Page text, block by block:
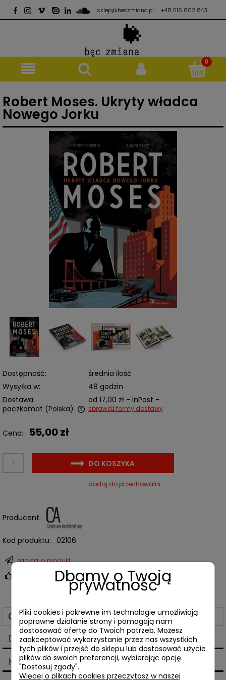
sklep@beczmiana.pl +48 516 802 843
Robert Moses. Ukryty władca
Nowego Jorku
Dostępność:
średnia ilość
Wysyłka w:
48 godzin
Dostawa:
od 17,00 zł - InPost -
paczkomat (Polska) sprawdź formy dostawy
Cena: 55,00 zł
DO KOSZYKA
dodaj do przechowalni
Producent:
Kod produktu: 02106
zapytaj o produkt
poleć znajomemu
Opis
Dane techniczne
Koszty dostawy
Cena nie zawiera ewentualnych kosztów płatności
Dbamy o Twoją
prywatność
Pliki cookies i pokrewne im technologie umożliwiają
poprawne działanie strony i pomagają nam
dostosować ofertę do Twoich potrzeb. Możesz
zaakceptować wykorzystanie przez nas wszystkich
tych plików i przejść do sklepu lub dostosować użycie
plików do swoich preferencji, wybierając opcję
"Dostosuj zgody".
Więcej o plikach cookies przeczytasz w naszej